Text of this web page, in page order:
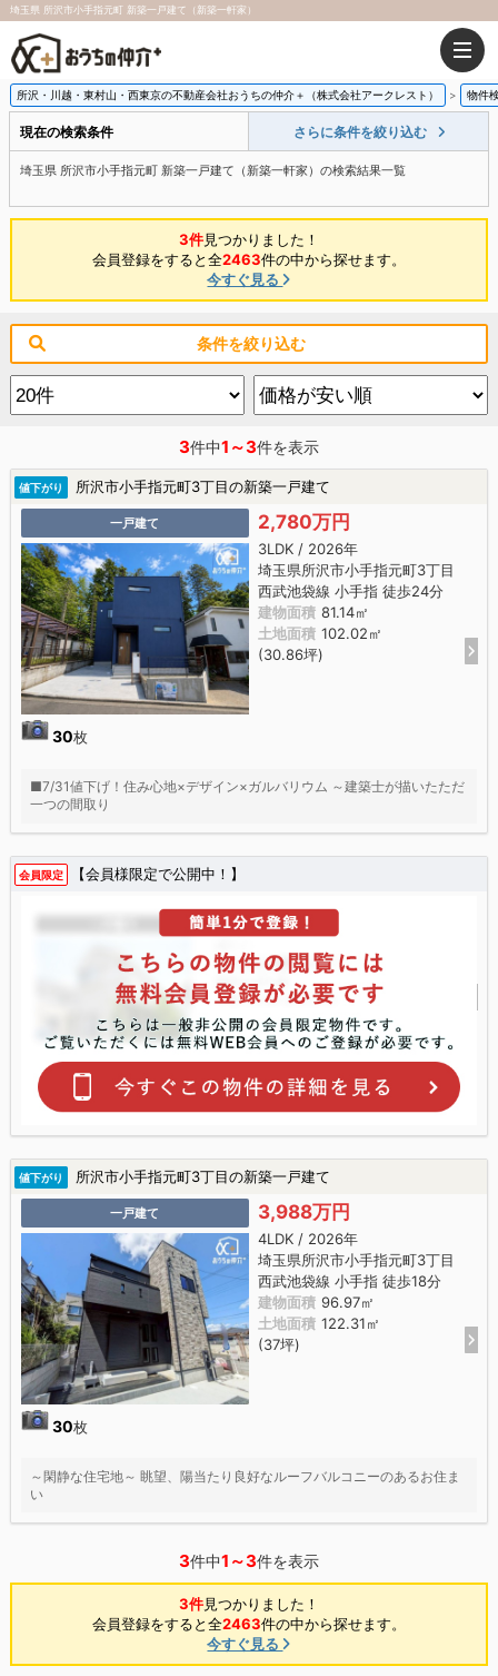
埼玉県 所沢市小手指元町 新築一戸建て（新築一軒家）
所沢・川越・東村山・西東京の不動産会社おうちの仲介＋（株式会社アークレスト） 物件
現在の検索条件 さらに条件を絞り込む
埼玉県 所沢市小手指元町 新築一戸建て（新築一軒家）の検索結果一覧
3件見つかりました！
会員登録をすると全2463件の中から探せます。
今すぐ見る
条件を絞り込む
3件中1～3件を表示
値下がり 所沢市小手指元町3丁目の新築一戸建て
一戸建て
30枚
2,780万円
3LDK / 2026年
埼玉県所沢市小手指元町3丁目
西武池袋線 小手指 徒歩24分
建物面積 81.14㎡
土地面積 102.02㎡
(30.86坪)
■7/31値下げ！住み心地×デザイン×ガルバリウム ～建築士が描いたただ
一つの間取り
会員限定 【会員様限定で公開中！】
値下がり 所沢市小手指元町3丁目の新築一戸建て
一戸建て
30枚
3,988万円
4LDK / 2026年
埼玉県所沢市小手指元町3丁目
西武池袋線 小手指 徒歩18分
建物面積 96.97㎡
土地面積 122.31㎡
(37坪)
～閑静な住宅地～ 眺望、陽当たり良好なルーフバルコニーのあるお住ま
い
3件中1～3件を表示
3件見つかりました！
会員登録をすると全2463件の中から探せます。
今すぐ見る